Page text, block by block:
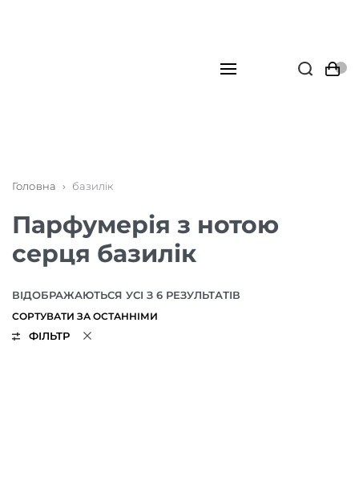
Головна › базилік
Парфумерія з нотою
серця базилік
ВІДОБРАЖАЮТЬСЯ УСІ З 6 РЕЗУЛЬТАТІВ
ФІЛЬТР